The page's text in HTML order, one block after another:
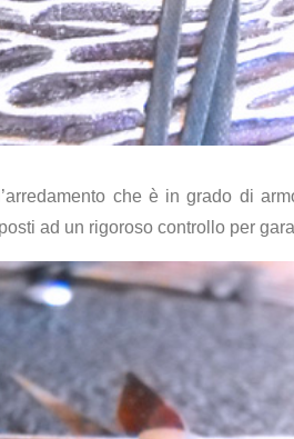
che è in grado di
ad un rigoroso controllo per